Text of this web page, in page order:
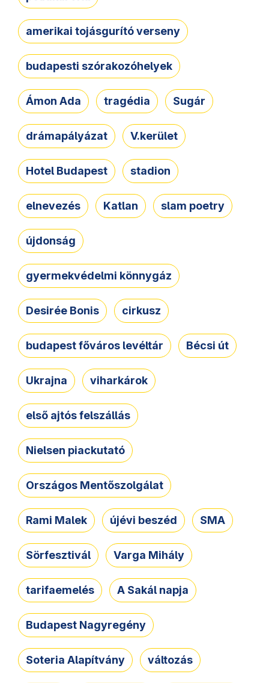
amerikai tojásgurító verseny
budapesti szórakozóhelyek
Ámon Ada tragédia Sugár
drámapályázat V.kerület
Hotel Budapest stadion
elnevezés Katlan slam poetry
újdonság
gyermekvédelmi könnygáz
Desirée Bonis cirkusz
budapest főváros levéltár Bécsi út
Ukrajna viharkárok
első ajtós felszállás
Nielsen piackutató
Országos Mentőszolgálat
Rami Malek újévi beszéd SMA
Sörfesztivál Varga Mihály
tarifaemelés A Sakál napja
Budapest Nagyregény
Soteria Alapítvány változás